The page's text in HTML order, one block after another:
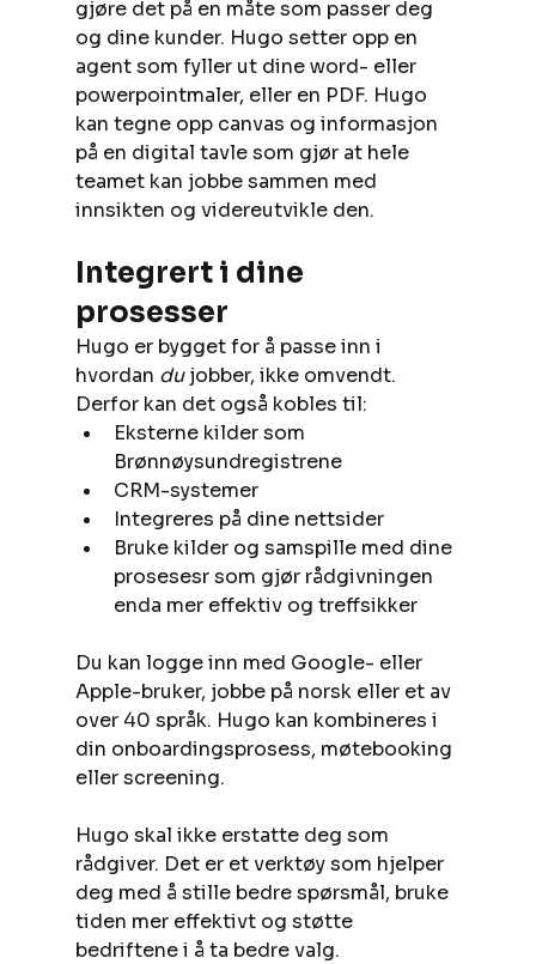
gjøre det på en måte som passer deg
og dine kunder. Hugo setter opp en
agent som fyller ut dine word- eller
powerpointmaler, eller en PDF. Hugo
kan tegne opp canvas og informasjon
på en digital tavle som gjør at hele
teamet kan jobbe sammen med
innsikten og videreutvikle den.
Integrert i dine
prosesser
Hugo er bygget for å passe inn i
hvordan du jobber, ikke omvendt.
Derfor kan det også kobles til:
Eksterne kilder som
Brønnøysundregistrene
CRM-systemer
Integreres på dine nettsider
Bruke kilder og samspille med dine
prosesesr som gjør rådgivningen
enda mer effektiv og treffsikker
Du kan logge inn med Google- eller
Apple-bruker, jobbe på norsk eller et av
over 40 språk. Hugo kan kombineres i
din onboardingsprosess, møtebooking
eller screening.
Hugo skal ikke erstatte deg som
rådgiver. Det er et verktøy som hjelper
deg med å stille bedre spørsmål, bruke
tiden mer effektivt og støtte
bedriftene i å ta bedre valg.